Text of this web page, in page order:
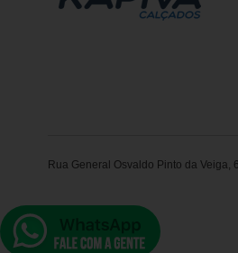
Rua General Osvaldo Pinto da Veiga,